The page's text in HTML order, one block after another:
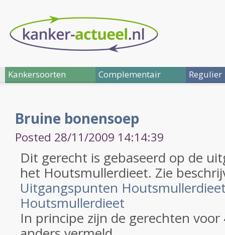
Kankersoorten Complementair Regulier
Bruine bonensoep
Posted 28/11/2009 14:14:39
Dit gerecht is gebaseerd op de
het Houtsmullerdieet. Zie
Uitgangspunten
Houtsmullerdieet
In principe zijn de gerechten